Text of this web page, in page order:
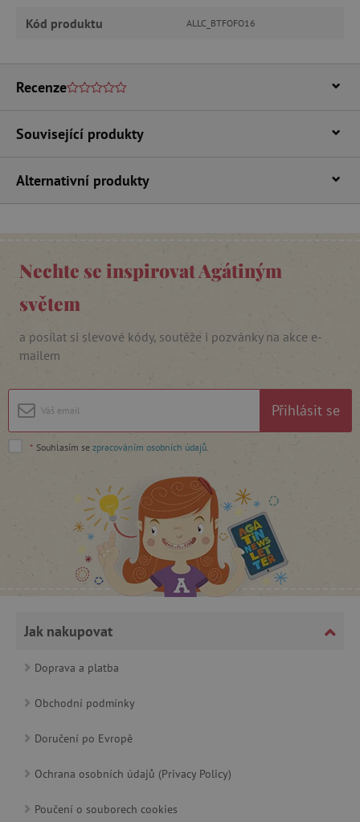
Kód produktu ALLC_BTFOFO16
Recenze
Související produkty
Alternativní produkty
Nechte se inspirovat Agátiným
světem
a posílat si slevové kódy, soutěže i pozvánky na akce e-
mailem
Přihlásit se
* Souhlasím se zpracováním osobních údajů
Jak nakupovat
Doprava a platba
Obchodní podmínky
Doručení po Evropě
Ochrana osobních údajů (Privacy Policy)
Poučení o souborech cookies
__cf_bm
cjConsent
CookieScriptConsent
CookieScript
www.agatinsvet.cz
PHPSESSID
Google Privacy Policy